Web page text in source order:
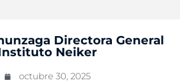
Directora General
Neiker
octubre 30, 2025